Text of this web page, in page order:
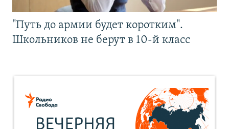
"Путь до армии будет коротким".
Школьников не берут в 10-й класс